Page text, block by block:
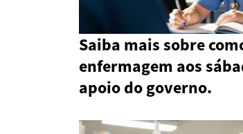
Saiba mais sobre
enfermagem aos
apoio do governo.